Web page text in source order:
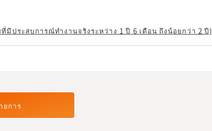
ประสบการณ์ทำงานจริงระหว่าง 1 ปี 6 เดือน ถึงน้อยกว่า 2 ปี)
ยการ